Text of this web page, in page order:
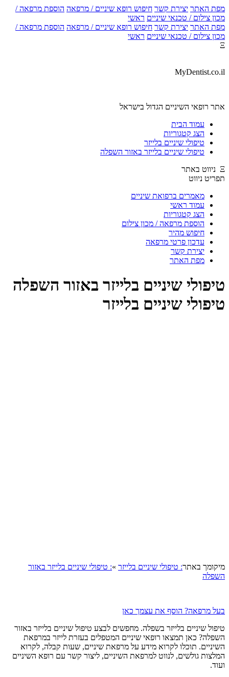
מפת האתר יצירת קשר חיפוש רופא שיניים / מרפאה הוספת מרפאה /
מכון צילום / טכנאי שיניים ראשי
מפת האתר יצירת קשר חיפוש רופא שיניים / מרפאה הוספת מרפאה /
מכון צילום / טכנאי שיניים ראשי
Ξ
MyDentist.co.il
אתר רופאי השיניים הגדול בישראל
עמוד הבית
הצג קטגוריות
טיפולי שיניים בלייזר
טיפולי שיניים בלייזר באזור השפלה
Ξ ניווט באתר
תפריט ניווט
מאמרים ברפואת שיניים
עמוד ראשי
הצג קטגוריות
הוספת מרפאה / מכון צילום
חיפוש מהיר
עדכון פרטי מרפאה
יצירת קשר
מפת האתר
טיפולי שיניים בלייזר באזור השפלה
טיפולי שיניים בלייזר
מיקומך באתר: טיפולי שיניים בלייזר »: טיפולי שיניים בלייזר באזור
השפלה
בעל מרפאה? הוסף את עצמך כאן
טיפול שיניים בלייזר בשפלה. מחפשים לבצע טיפול שיניים בלייזר באזור
השפלה? כאן תמצאו רופאי שיניים המטפלים בעזרת לייזר במרפאת
השיניים. תוכלו לקרוא מידע על מרפאת שיניים, שעות קבלה, לקרוא
המלצות גולשים, לנווט למרפאת השיניים, ליצור קשר עם רופא השיניים
ועוד.